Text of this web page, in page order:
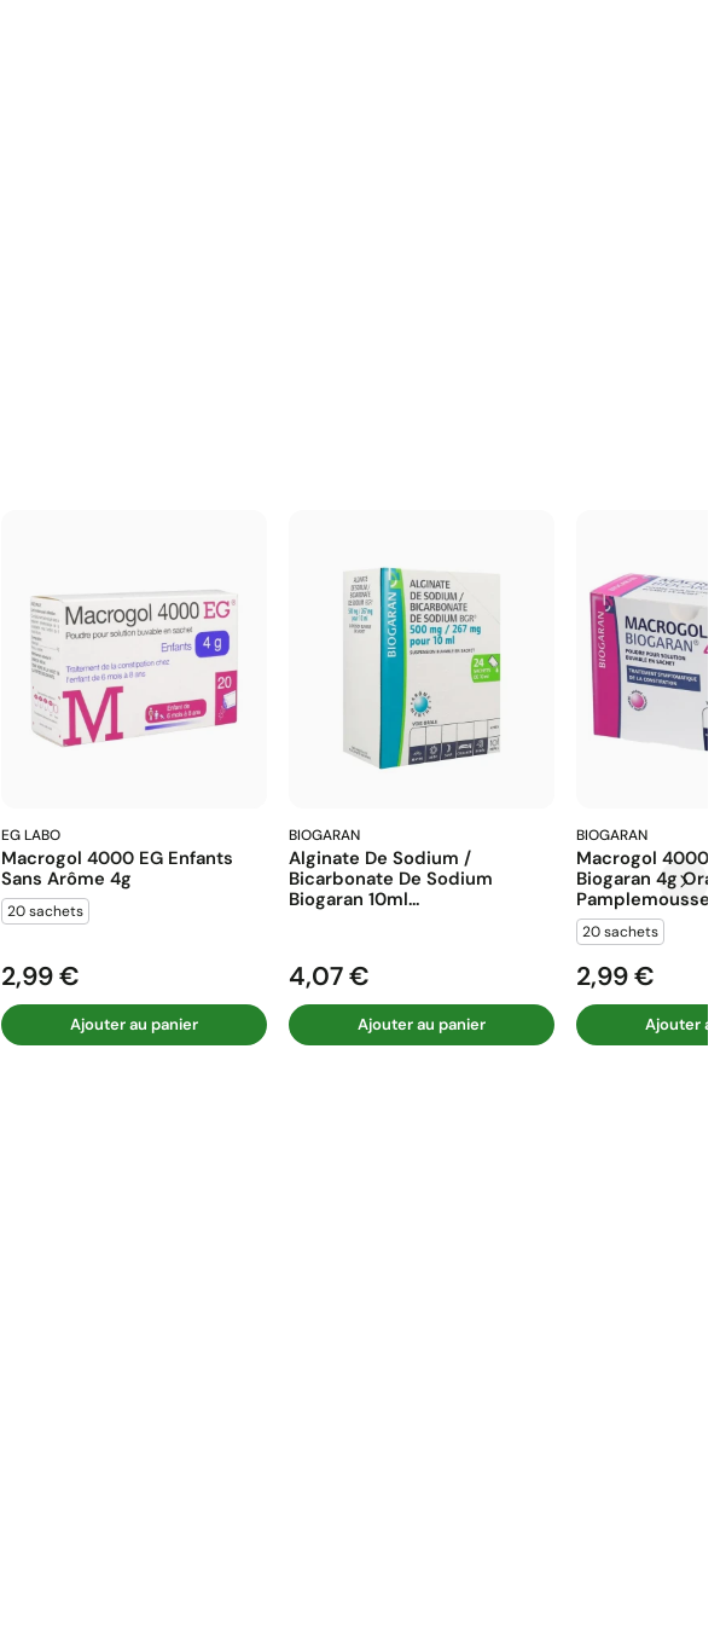
EG LABO
Macrogol 4000 EG Enfants
Sans Arôme 4g
20 sachets
Prix
2,99 €
Ajouter au panier
BIOGARAN
Alginate De Sodium /
Bicarbonate De Sodium
Biogaran 10ml...
Prix
4,07 €
Ajouter au panier
BIOGARAN
Macrogol 4000
Biogaran 4g
Pamplemousse...
20 sachets
Prix
2,99 €
Ajouter au